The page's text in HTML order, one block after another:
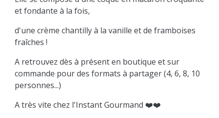
et fondante à la fois,
d'une crème chantilly à la vanille et de framboises
fraîches !
A retrouvez dès à présent en boutique et sur
commande pour des formats à partager (4, 6, 8, 10
personnes...)
A très vite chez l'Instant Gourmand ❤️❤️